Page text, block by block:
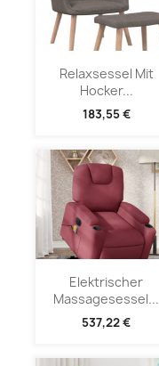
Relaxsessel Mit
Hocker...
183,55 €
Elektrischer
Massagesessel...
537,22 €